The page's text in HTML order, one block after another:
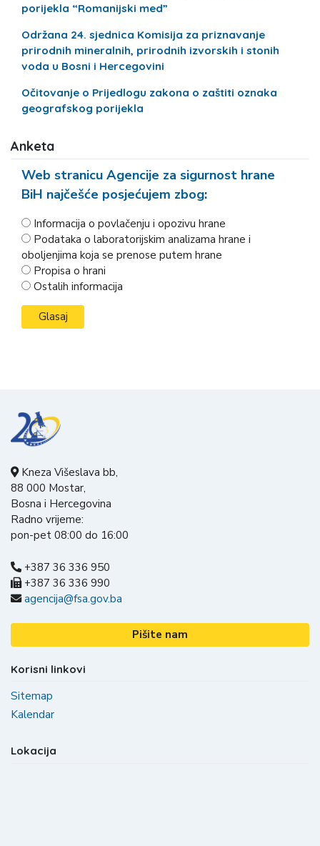
porijekla “Romanijski med”
Održana 24. sjednica Komisija za priznavanje
prirodnih mineralnih, prirodnih izvorskih i stonih
voda u Bosni i Hercegovini
Očitovanje o Prijedlogu zakona o zaštiti oznaka
geografskog porijekla
Anketa
Web stranicu Agencije za sigurnost hrane
BiH najčešće posjećujem zbog:
Informacija o povlačenju i opozivu hrane
Podataka o laboratorijskim analizama hrane i
oboljenjima koja se prenose putem hrane
Propisa o hrani
Ostalih informacija
Kneza Višeslava bb,
88 000 Mostar,
Bosna i Hercegovina
Radno vrijeme:
pon-pet 08:00 do 16:00
+387 36 336 950
+387 36 336 990
agencija@fsa.gov.ba
Pišite nam
Korisni linkovi
Sitemap
Kalendar
Lokacija